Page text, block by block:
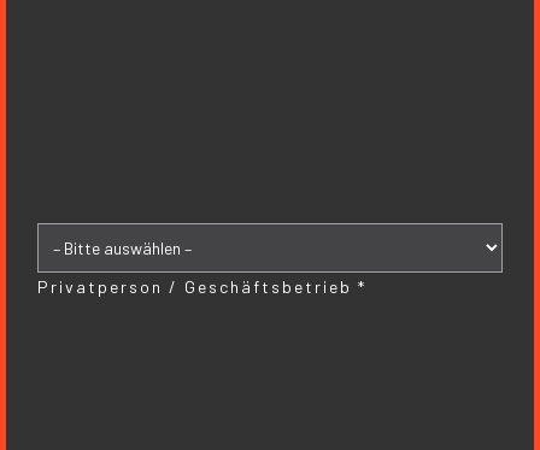
Privatperson / Geschäftsbetrieb *